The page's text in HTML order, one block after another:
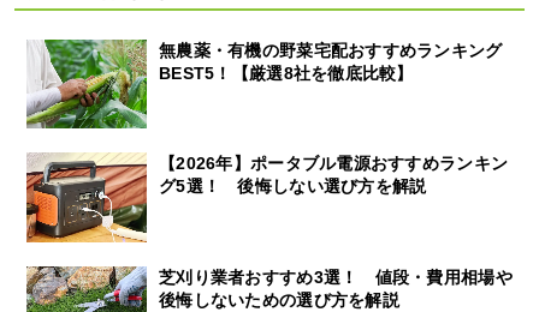
無農薬・有機の野菜宅配おすすめランキング
BEST5！【厳選8社を徹底比較】
【2026年】ポータブル電源おすすめランキン
グ5選！ 後悔しない選び方を解説
芝刈り業者おすすめ3選！ 値段・費用相場や
後悔しないための選び方を解説